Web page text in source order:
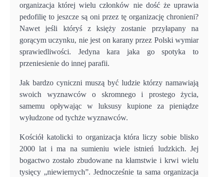
organizacja której wielu członków nie dość że uprawia
pedofilię to jeszcze są oni przez tę organizację chronieni?
Nawet jeśli któryś z księży zostanie przyłapany na
gorącym uczynku, nie jest on karany przez Polski wymiar
sprawiedliwości. Jedyna kara jaka go spotyka to
przeniesienie do innej parafii.
Jak bardzo cyniczni muszą być ludzie którzy namawiają
swoich wyznawców o skromnego i prostego życia,
samemu opływając w luksusy kupione za pieniądze
wyłudzone od tychże wyznawców.
Kościół katolicki to organizacja która liczy sobie blisko
2000 lat i ma na sumieniu wiele istnień ludzkich. Jej
bogactwo zostało zbudowane na kłamstwie i krwi wielu
tysięcy „niewiernych”. Jednocześnie ta sama organizacja